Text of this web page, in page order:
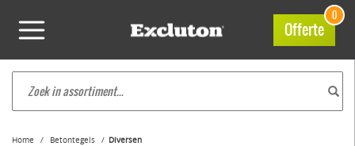
Offerte
0
Home Betontegels Diversen